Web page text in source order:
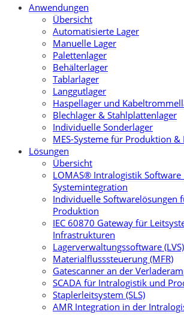
Anwendungen
Übersicht
Automatisierte Lager
Manuelle Lager
Palettenlager
Behälterlager
Tablarlager
Langgutlager
Haspellager und
Blechlager & Stahlplattenlager
Individuelle Sonderlager
MES-Systeme für Produktion
Lösungen
Übersicht
LOMAS® Intralogistik Software
Systemintegration
Individuelle Softwarelösungen
Produktion
IEC 60870 Gateway für
Infrastrukturen
Lagerverwaltungssoftware (LVS)
Materialflusssteuerung (MFR)
Gatescanner an der
SCADA für Intralogistik und
Staplerleitsystem (SLS)
AMR Integration in der